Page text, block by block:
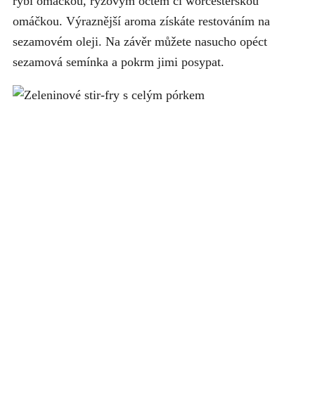
omáčkou. Výraznější aroma získáte restováním na
sezamovém oleji. Na závěr můžete nasucho opéct
sezamová semínka a pokrm jimi posypat.